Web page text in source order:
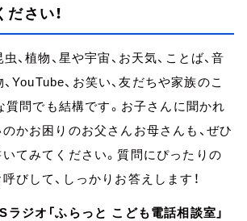
さい！
、植物、星や宇宙、お天気、ことば、音
、YouTube、お笑い、友だちや家族のこ
質問でも結構です。お子さんに聞かれ
かお困りのお父さんお母さんも、ぜひ
てみてください。質問にぴったりの
びして、しっかりお答えします！
ジオ「ふらっと こども電話相談室」